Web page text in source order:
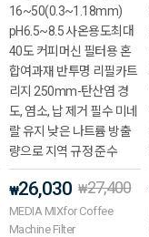
16~50(0.3~1.18mm)
pH6.5~8.5 사온용도최대
40도 커피머신 필터용 혼
합여과재 반투명 리필카트
리지 250mm-탄산염 경
도, 염소, 납 제거 필수 미네
랄 유지 낮은 나트륨 방출
량으로 지역 규정 준수
₩26,030 ₩27,400
MEDIA MIXfor Coffee
Machine Filter